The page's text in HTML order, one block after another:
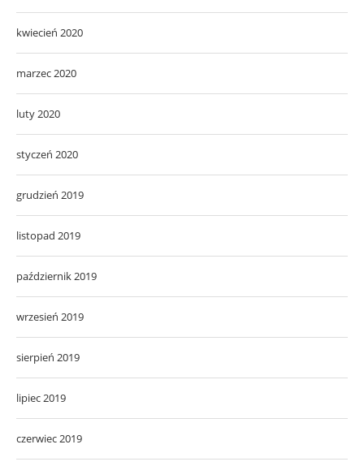
kwiecień 2020
marzec 2020
luty 2020
styczeń 2020
grudzień 2019
listopad 2019
październik 2019
wrzesień 2019
sierpień 2019
lipiec 2019
czerwiec 2019